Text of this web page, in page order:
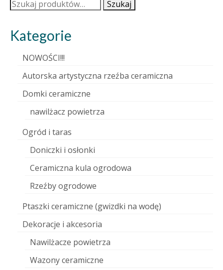
Szukaj
Kategorie
NOWOŚCI!!!
Autorska artystyczna rzeźba ceramiczna
Domki ceramiczne
nawilżacz powietrza
Ogród i taras
Doniczki i osłonki
Ceramiczna kula ogrodowa
Rzeźby ogrodowe
Ptaszki ceramiczne (gwizdki na wodę)
Dekoracje i akcesoria
Nawilżacze powietrza
Wazony ceramiczne